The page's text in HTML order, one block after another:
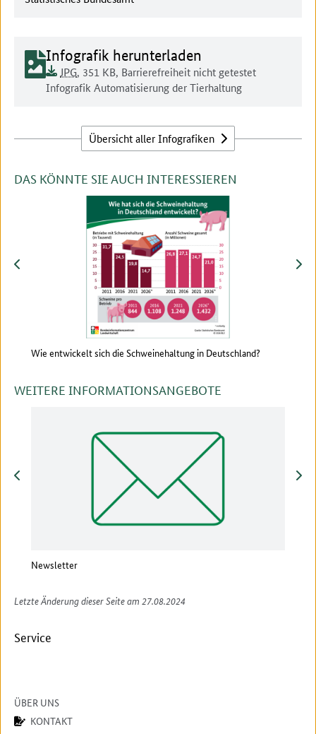
Dokument zum runterladen:
Infografik herunterladen
Dokumentenformat:
JPGDokumentengröße:
, 351 KB
Barrierefreiheit:
Dieses Dokument ist auf
, Barrierefreiheit nicht getestet
Dokumentenbeschreibung:
Infografik Automatisierung der Tierhaltung
Übersicht aller Infografiken
DAS KÖNNTE SIE AUCH INTERESSIEREN
Wie entwickelt sich die Schweinehaltung in Deutschland?
vor
WEITERE INFORMATIONSANGEBOTE
Newsletter
vor
Letzte Änderung dieser Seite am 27.08.2024
Service
ÜBER UNS
KONTAKT